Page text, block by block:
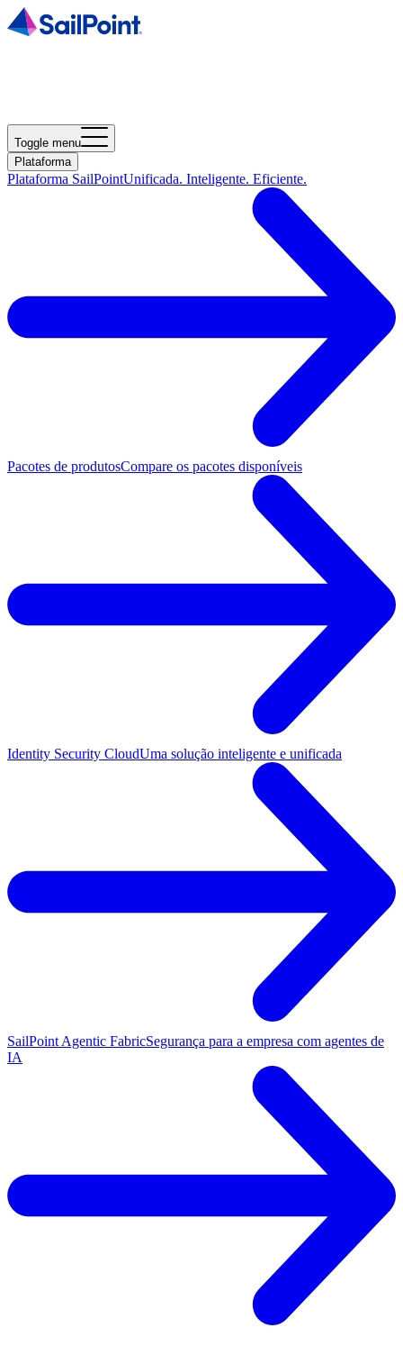
Toggle menu
Plataforma
Plataforma SailPointUnificada. Inteligente. Eficiente.
Pacotes de produtosCompare os pacotes disponíveis
Identity Security CloudUma solução inteligente e unificada
SailPoint Agentic FabricSegurança para a empresa com agentes de
IA